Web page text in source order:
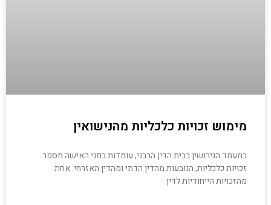
מימוש זכויות כלכליות מהנישואין
במעמד הגירושין בבית הדין הרבני, עומדות בפני האישה מספר
זכויות כלכליות, הנובעות מהדין הדתי ומהדין האזרחי. אחת
מהזכויות הייחודיות לדין